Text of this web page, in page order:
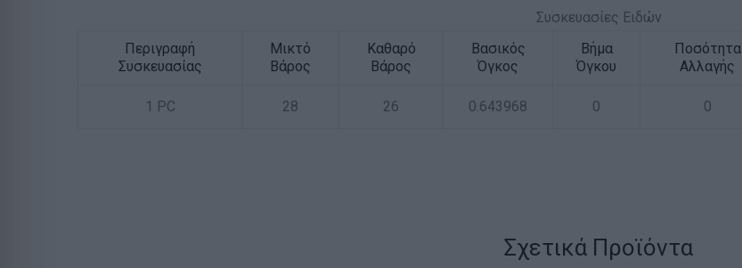
Συσκευασίες Ειδών
Περιγραφή
Συσκευασίας
Μικτό
Βάρος
Καθαρό
Βάρος
Βασικός
Όγκος
Βήμα
Όγκου
Ποσότητα
Αλλαγής
1 PC 28 26 0.643968 0 0
Σχετικά Προϊόντα